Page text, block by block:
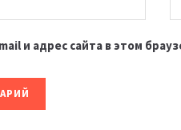
и адрес сайта в этом